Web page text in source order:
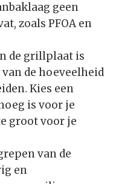
geen
zoals PFOA en
de grillplaat is
de hoeveelheid
Kies een
is voor je
groot voor je
van de
en